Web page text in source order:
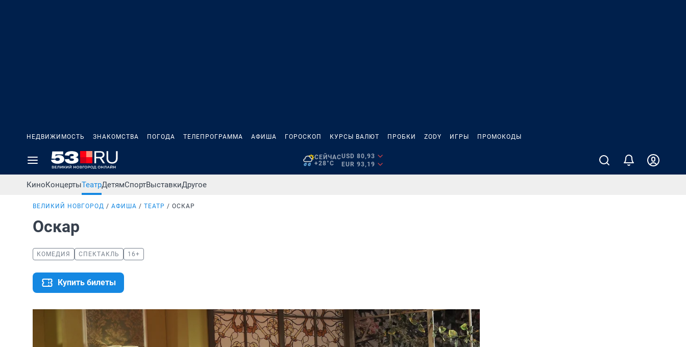
НЕДВИЖИМОСТЬ ЗНАКОМСТВА ПОГОДА ТЕЛЕПРОГРАММА АФИША ГОРОСКОП КУРСЫ ВАЛЮТ ПРОБКИ ZODY ИГРЫ ПРОМОКОДЫ
СЕЙЧАС
+28°C
USD 80,93
EUR 93,19
КиноКонцертыТеатрДетямСпортВыставкиДругое
ВЕЛИКИЙ НОВГОРОД АФИША ТЕАТР ОСКАР
Оскар
КОМЕДИЯ СПЕКТАКЛЬ 16+
Купить билеты